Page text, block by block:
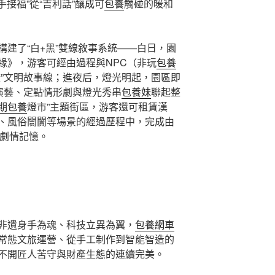
接福”從“吉利話”釀成可包養觸碰的暖和
建了“白+黑”雙線敘事系統——白日，園
》，游客可經由過程與NPC（非玩包養
文明故事線；進夜后，燈光明起，園區即
藝、定點情形劇與燈光秀串包養妹聯起整
包養燈市”主題街區，游客還可租賃漢
風俗闤闠等場景的經過歷程中，完成由
情記憶。
遺身手為魂、科技立異為翼， 包養網車
態文旅運營、從手工制作到智能智造的
開匠人苦守與財產生態的連續完美。